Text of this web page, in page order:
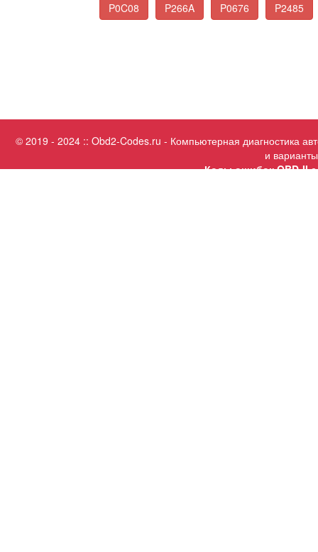
P0C08
P266A P0676 P2485
© 2019 - 2024 :: Obd2-Codes.ru - Компьютерная диагностика
и
Коды ошибок OBD-II